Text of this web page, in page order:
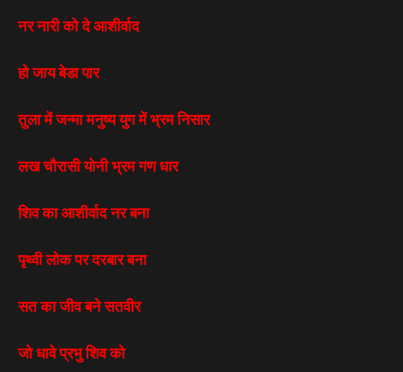
नर नारी को दे आशीर्वाद
हो जाय बेडा पार
तुला में जन्मा मनुष्य युग में भ्रम निसार
लख चौरासी योनी भ्रम गण धार
शिव का आशीर्वाद नर बना
पृथ्वी लोक पर दरबार बना
सत का जीव बने सतवीर
जो धावे प्रभु शिव को